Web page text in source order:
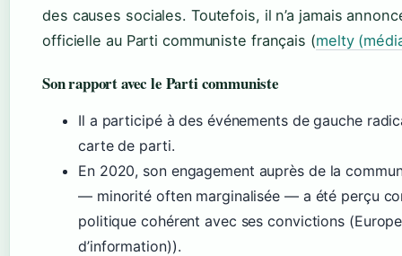
des causes sociales. Toutefois, il n’a jamais
officielle au Parti communiste français (melty
Son rapport avec le Parti communiste
Il a participé à des événements de gauche
carte de parti.
En 2020, son engagement auprès de la
— minorité often marginalisée — a été perçu
politique cohérent avec ses convictions
d’information)).